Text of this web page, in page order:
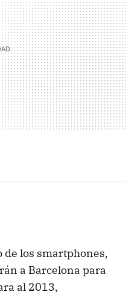
de los smartphones,
a Barcelona para
al 2013,